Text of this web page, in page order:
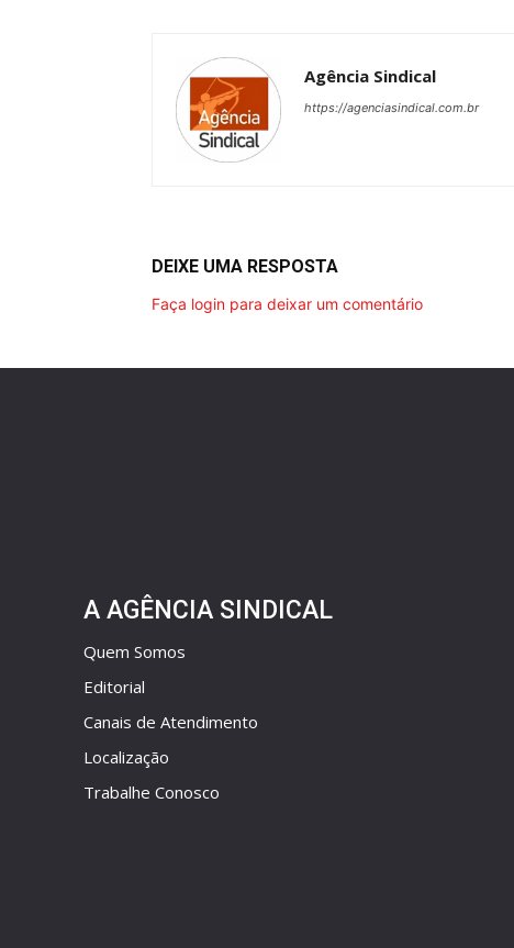
Agência Sindical
https://agenciasindical.com.br
DEIXE UMA RESPOSTA
Faça login para deixar um comentário
A AGÊNCIA SINDICAL
Quem Somos
Editorial
Canais de Atendimento
Localização
Trabalhe Conosco